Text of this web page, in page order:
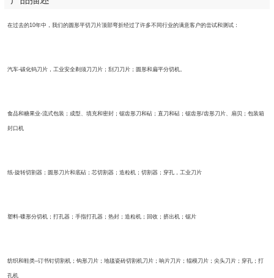
在过去的10年中，我们的圆形平切刀片顶部弯折经过了许多不同行业的满意客户的尝试和测试：
汽车-碳化钨刀片，工业安全剃须刀刀片；刮刀刀片；圆形和扁平分切机。
食品和糖果业-流式包装；成型、填充和密封；锯齿形刀和砧；直刀和砧；锯齿形/齿形刀片、扇贝；包装箱
封口机
纸-旋转切割器；圆形刀片和底砧；芯切割器；造粒机；切割器；穿孔，工业刀片
塑料-碟形分切机；打孔器；手指打孔器；热封；造粒机；回收；挤出机；锯片
纺织和鞋类–订书钉切割机；钩形刀片；地毯瓷砖切割机刀片；响片刀片；辊模刀片；尖头刀片；穿孔；打
孔机